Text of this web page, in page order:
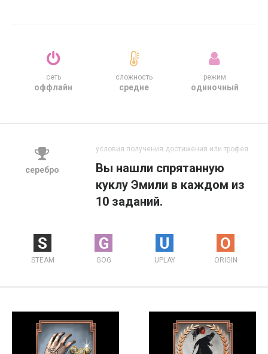
сеть
оффлайн
сложность
средне
режим
одиночный
серебро
условия получения достижения или трофея
Вы нашли спрятанную
куклу Эмили в каждом из
10 заданий.
S
STEAM
G
GOG
U
UPLAY
O
ORIGIN